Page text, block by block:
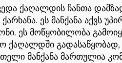
ქაღალდის ჩანთა
ეს მანქანა აქვს
ეს მოწყობილობა
ქაღალდში
მანქანა მართულია